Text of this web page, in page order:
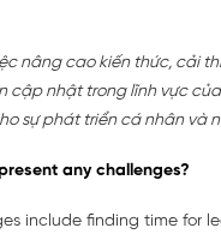
nâng cao kiến thức, cải
cập nhật trong lĩnh vực
sự phát triển cá nhân và
any challenges?
include finding time for